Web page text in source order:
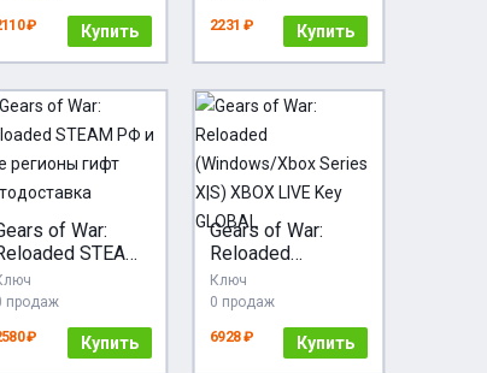
₽ Купить 2231 ₽ Купить
of War:
STEAM
и все
гифт
автодоставка
продаж
₽ Купить
Gears of War:
Reloaded
(Windows/Xbox
Series X|S) XBOX
LIVE Key GLOBAL
Ключ
0 продаж
6928 ₽ Купить